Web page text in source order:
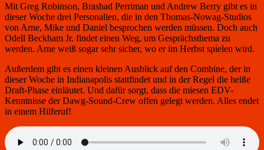
Mit Greg Robinson, Brashad Perriman und Andrew Berry gibt es in
dieser Woche drei Personalien, die in den Thomas-Nowag-Studios
von Arne, Mike und Daniel besprochen werden müssen. Doch auch
Odell Beckham Jr. findet einen Weg, um Gesprächsthema zu
werden. Arne weiß sogar sehr sicher, wo er im Herbst spielen wird.
Außerdem gibt es einen kleinen Ausblick auf den Combine, der in
dieser Woche in Indianapolis stattfindet und in der Regel die heiße
Draft-Phase einläutet. Und dafür sorgt, dass die miesen EDV-
Kenntnisse der Dawg-Sound-Crew offen gelegt werden. Alles endet
in einem Hilferuf!